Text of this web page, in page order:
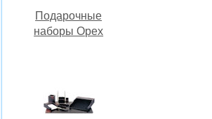
Подарочные
наборы Орех